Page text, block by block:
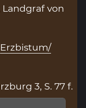
von
Erzbistum/
3, S. 77 f.